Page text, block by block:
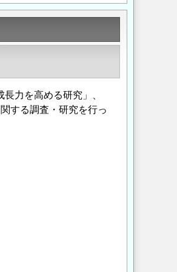
力を高める研究」、
する調査・研究を行っ